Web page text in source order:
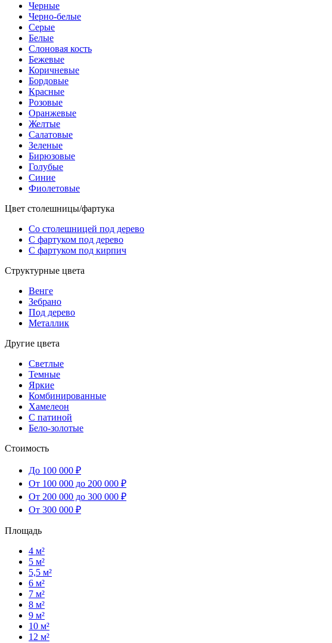
Черные
Черно-белые
Серые
Белые
Слоновая кость
Бежевые
Коричневые
Бордовые
Красные
Розовые
Оранжевые
Желтые
Салатовые
Зеленые
Бирюзовые
Голубые
Синие
Фиолетовые
Цвет столешницы/фартука
Со столешницей под дерево
С фартуком под дерево
С фартуком под кирпич
Структурные цвета
Венге
Зебрано
Под дерево
Металлик
Другие цвета
Светлые
Темные
Яркие
Комбинированные
Хамелеон
С патиной
Бело-золотые
Стоимость
До 100 000 ₽
От 100 000 до 200 000 ₽
От 200 000 до 300 000 ₽
От 300 000 ₽
Площадь
4 м²
5 м²
5,5 м²
6 м²
7 м²
8 м²
9 м²
10 м²
12 м²